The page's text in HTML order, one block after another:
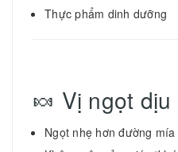
Thực phẩm dinh dưỡng
🍬 Vị ngọt
Ngọt nhẹ hơn đường mía